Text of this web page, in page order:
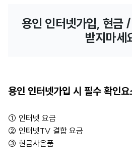
용인 인터넷가입, 현금
받지마세
용인 인터넷가입 시 필수 확인
① 인터넷 요금
② 인터넷TV 결합 요금
③ 현금사은품